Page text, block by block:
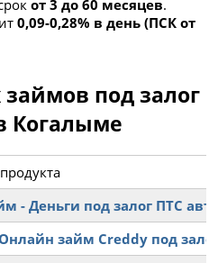
от 3 до 60 месяцев.
0,09-0,28% в день (ПСК от
под залог
Когалыме
- Деньги под залог ПТС
займ Creddy под